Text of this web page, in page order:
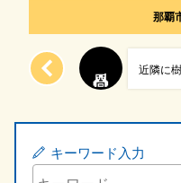
那覇
りした... 近隣に
キーワード入力